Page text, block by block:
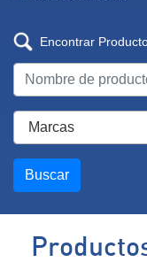
Encontrar
Buscar